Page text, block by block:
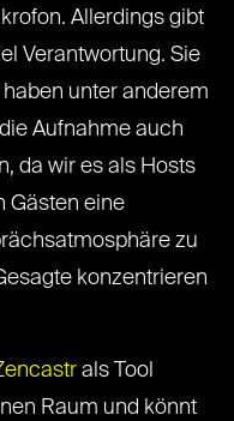
Allerdings gibt
Verantwortung. Sie
unter anderem
Aufnahme auch
da wir es als Hosts
Gästen eine
zu
konzentrieren
als Tool
Raum und könnt